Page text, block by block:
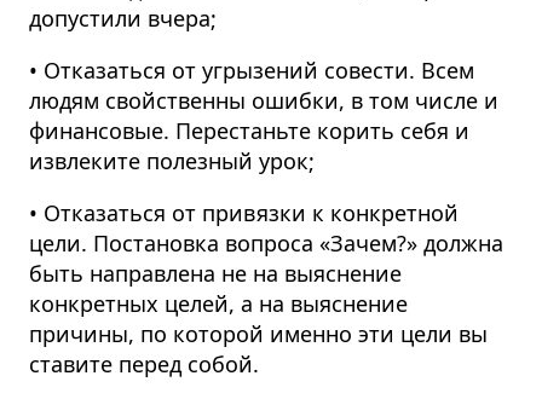
допустили вчера;
• Отказаться от угрызений совести. Всем
людям свойственны ошибки, в том числе и
финансовые. Перестаньте корить себя и
извлеките полезный урок;
• Отказаться от привязки к конкретной
цели. Постановка вопроса «Зачем?» должна
быть направлена не на выяснение
конкретных целей, а на выяснение
причины, по которой именно эти цели вы
ставите перед собой.